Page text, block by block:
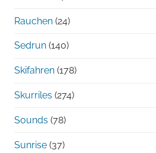
Rauchen (24)
Sedrun (140)
Skifahren (178)
Skurriles (274)
Sounds (78)
Sunrise (37)